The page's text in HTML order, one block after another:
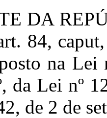
DA
84,
na Lei
da Lei nº
de 2 de